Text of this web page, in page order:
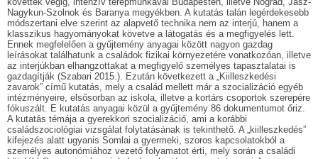
Nagykun-Szolnok és Baranya megyékben. A kutatás talán legérdekesebb
módszertani elve szerint az alapvető technika nem az interjú, hanem a
klasszikus hagyományokat követve a látogatás és a megfigyelés lett.
Ennek megfelelően a gyűjtemény anyagai között nagyon gazdag
leírásokat találhatunk a családok fizikai környezetére vonatkozóan, illetve
az interjúkban elhangzottakat a megfigyelő személyes tapasztalatai is
gazdagítják (Szabari 2015.). Ezután következett a „Kiilleszkedési
zavarok” című kutatás, mely a család mellett már a szocializáció egyéb
intézményeire, elsősorban az iskola, illetve a kortárs csoportok szerepére
fókuszált. E kutatás anyagai közül a gyűjtemény 86 dokumentumot őriz.
A kutatás témája a gyerekkori szocializáció, ami a korábbi
családszociológiai vizsgálat folytatásának is tekinthető. A „kiilleszkedés”
kifejezés alatt ugyanis Somlai a gyermeki, szoros kapcsolatokból a
személyes autonómiához vezető folyamatot érti, mely során a családi